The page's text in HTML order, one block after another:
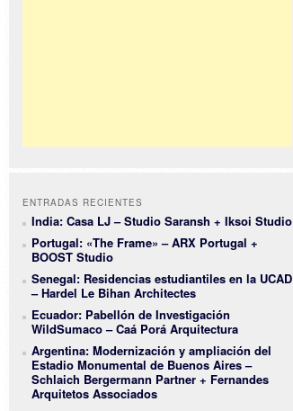
ENTRADAS RECIENTES
India: Casa LJ – Studio Saransh + Iksoi Studio
Portugal: «The Frame» – ARX Portugal +
BOOST Studio
Senegal: Residencias estudiantiles en la UCAD
– Hardel Le Bihan Architectes
Ecuador: Pabellón de Investigación
WildSumaco – Caá Porá Arquitectura
Argentina: Modernización y ampliación del
Estadio Monumental de Buenos Aires –
Schlaich Bergermann Partner + Fernandes
Arquitetos Associados